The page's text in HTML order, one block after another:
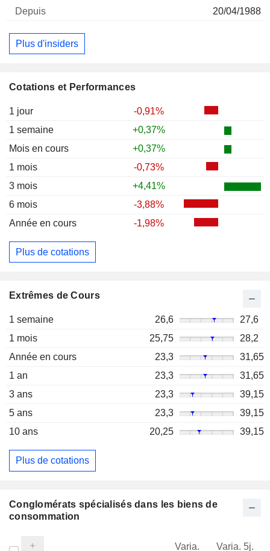
Cotations et Performances
1 jour
-0,91%
1 semaine
+0,37%
Mois en cours
+0,37%
1 mois
-0,73%
3 mois
+4,41%
6 mois
-3,88%
Année en cours
-1,98%
Plus de cotations
Extrêmes de Cours
1 semaine 26,6
27,6
1 mois
25,75
28,2
Année en cours
23,3
31,65
1 an
23,3
31,65
3 ans
23,3
39,15
5 ans
23,3
39,15
10 ans
20,25 39,15
Plus de cotations
20/04/1988
Plus d'insiders
Conglomérats spécialisés dans les biens de
consommation
Varia. Varia. 5j.